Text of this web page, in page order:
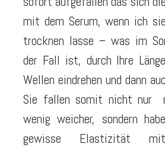
mit dem Serum, wenn ich
trocknen lasse – was im
der Fall ist, durch Ihre
Wellen eindrehen und dann
Sie fallen somit nicht nur
wenig weicher, sondern
gewisse Elastizität